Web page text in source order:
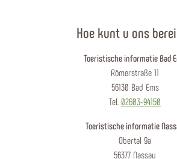
Hoe kunt u ons
Toeristische informatie Bad
Römerstraße 11
56130 Bad Ems
Tel. 02603-94150
Toeristische informatie
Obertal 9a
56377 Nassau